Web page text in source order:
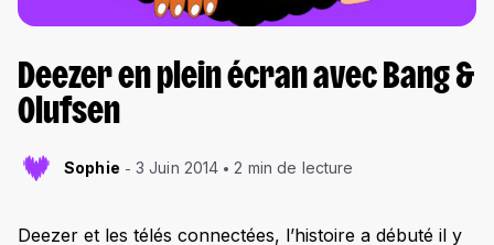
Deezer en plein écran avec Bang &
Olufsen
Sophie 3 Juin 2014 2 min de lecture
Deezer et les télés connectées, l’histoire a débuté il y